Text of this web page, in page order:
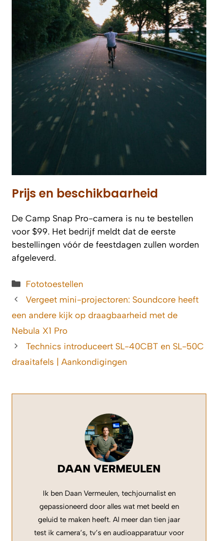
Prijs en beschikbaarheid
De Camp Snap Pro-camera is nu te bestellen
voor $99. Het bedrijf meldt dat de eerste
bestellingen vóór de feestdagen zullen worden
afgeleverd.
Categorieën
Fototoestellen
Vergeet mini-projectoren: Soundcore heeft
een andere kijk op draagbaarheid met de
Nebula X1 Pro
Technics introduceert SL-40CBT en SL-50C
draaitafels | Aankondigingen
DAAN VERMEULEN
Ik ben Daan Vermeulen, techjournalist en
gepassioneerd door alles wat met beeld en
geluid te maken heeft. Al meer dan tien jaar
test ik camera’s, tv’s en audioapparatuur voor